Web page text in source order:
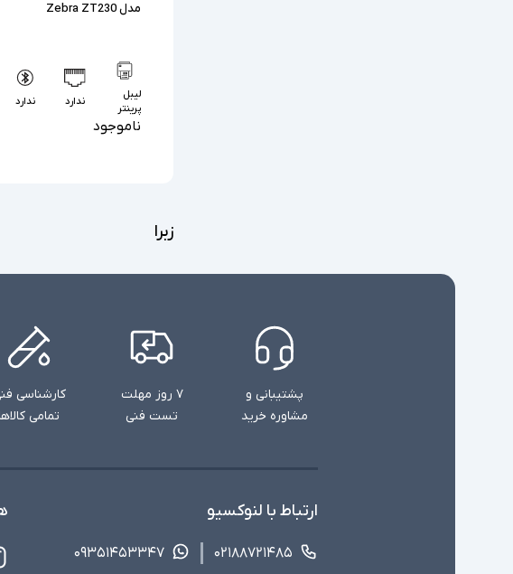
مدل Zebra ZT230
لیبل
پرینتر
ندارد ندارد
ناموجود
زبرا
پشتیبانی و
مشاوره خرید
۷ روز مهلت
تست فنی
کارشناسی
تمامی
ارتباط با لنوکسیو
۰۲۱۸۸۷۲۱۴۸۵ ۰۹۳۵۱۴۵۳۳۴۷